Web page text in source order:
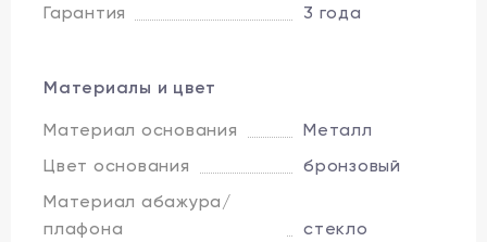
Гарантия
3 года
Материалы и цвет
Материал основания
Металл
Цвет основания
бронзовый
Материал абажура/
плафона
стекло